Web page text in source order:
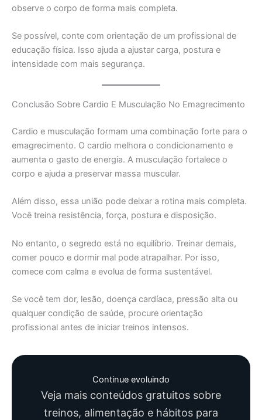
observe o corpo de forma mais completa.
Se possível, conte com orientação de um profissional de
educação física. Isso ajuda a ajustar carga, postura e
intensidade com mais segurança.
Conclusão Sobre Cardio E Musculação No Emagrecimento
Cardio e musculação formam uma combinação forte para o
emagrecimento. O cardio melhora o condicionamento e
aumenta o gasto de energia. A musculação fortalece o
corpo e ajuda a preservar massa muscular.
Além disso, essa união pode deixar a rotina mais completa.
Você treina resistência, força, postura e disposição.
No entanto, o segredo está no equilíbrio. Treinar demais,
comer pouco e dormir mal pode atrapalhar. Por isso,
comece com calma e evolua de forma sustentável.
Se você tem dor, lesão, doença cardíaca, pressão alta ou
qualquer condição de saúde, procure orientação
profissional antes de iniciar treinos intensos.
Continue evoluindo
Veja mais conteúdos gratuitos sobre
treinos, alimentação e hábitos para